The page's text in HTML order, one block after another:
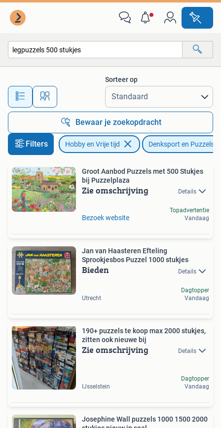
Alle afstanden…
Sorteer op
Bewaar je zoekopdracht
Filters Hobby en Vrije tijd Denksport en Puzzels
Groot Aanbod Puzzels met 500 Stukjes
bij Puzzelplaza
Zie omschrijving Details
Bezoek website
Topadvertentie
Vandaag
Jan van Haasteren Efteling
Sprookjesbos Puzzel 1000 stukjes
Bieden Details
Utrecht
Dagtopper
Vandaag
190+ puzzels te koop max 2000 stukjes,
zitten ook nieuwe bij
Zie omschrijving Details
IJsselstein
Dagtopper
Vandaag
Josephine Wall puzzels 1000 1500 2000